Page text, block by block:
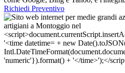
Richiedi Preventivo